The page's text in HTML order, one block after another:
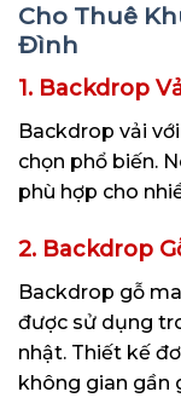
Cho Thuê
Đình
1. Backdrop
Backdrop vải
chọn phổ biến.
phù hợp cho
2. Backdrop
Backdrop gỗ
được sử dụng
nhật. Thiết kế
không gian gần